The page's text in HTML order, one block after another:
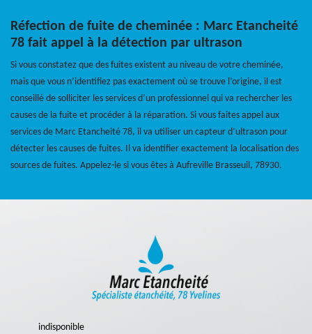
Réfection de fuite de cheminée : Marc Etancheité
78 fait appel à la détection par ultrason
Si vous constatez que des fuites existent au niveau de votre cheminée,
mais que vous n’identifiez pas exactement où se trouve l’origine, il est
conseillé de solliciter les services d’un professionnel qui va rechercher les
causes de la fuite et procéder à la réparation. Si vous faites appel aux
services de Marc Etancheité 78, il va utiliser un capteur d’ultrason pour
détecter les causes de fuites. Il va identifier exactement la localisation des
sources de fuites. Appelez-le si vous êtes à Aufreville Brasseuil, 78930.
indisponible